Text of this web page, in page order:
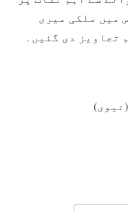
میں ملکی میری
تجاویز دی گئیں۔